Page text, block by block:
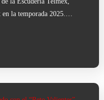
la temporada 2025.…